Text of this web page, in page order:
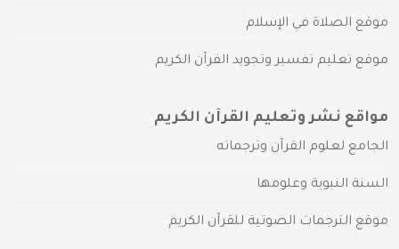
موقع الصلاة في الإسلام
موقع تعليم تفسير وتجويد القرآن الكريم
مواقع نشر وتعليم القرآن الكريم
الجامع لعلوم القرآن وترجماته
السنة النبوية وعلومها
موقع الترجمات الصوتية للقرآن الكريم